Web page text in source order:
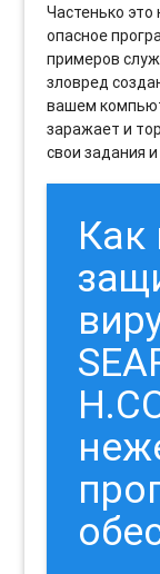
Частенько
опасное
примеров
зловред
вашем
заражает и
свои задания